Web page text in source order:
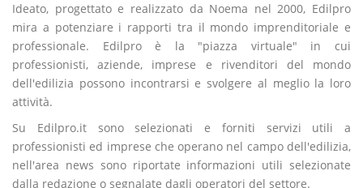
Ideato, progettato e realizzato da Noema nel 2000, Edilpro
mira a potenziare i rapporti tra il mondo imprenditoriale e
professionale. Edilpro è la "piazza virtuale" in cui
professionisti, aziende, imprese e rivenditori del mondo
dell'edilizia possono incontrarsi e svolgere al meglio la loro
attività.
Su Edilpro.it sono selezionati e forniti servizi utili a
professionisti ed imprese che operano nel campo dell'edilizia,
nell'area news sono riportate informazioni utili selezionate
dalla redazione o segnalate dagli operatori del settore.